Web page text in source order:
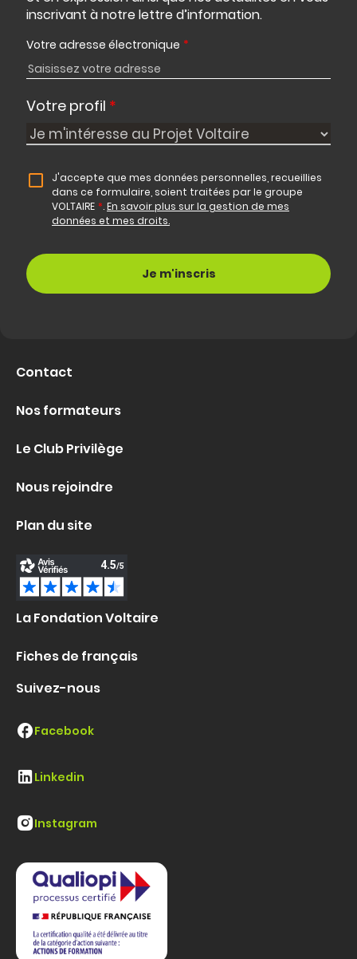
inscrivant à notre lettre d’information.
Votre adresse électronique *
Votre profil *
J'accepte que mes données personnelles, recueillies
dans ce formulaire, soient traitées par le groupe
VOLTAIRE *.En savoir plus sur la gestion de mes
données et mes droits.
Contact
Nos formateurs
Le Club Privilège
Nous rejoindre
Plan du site
La Fondation Voltaire
Fiches de français
Suivez-nous
Facebook
Linkedin
Instagram